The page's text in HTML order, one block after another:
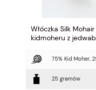
Włóczka Silk
kidmoheru z
75% Kid Moher,
25 gramów